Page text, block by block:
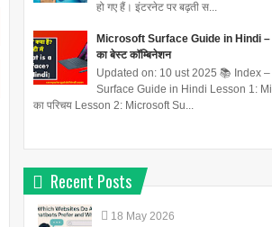
हो गए हैं। इंटरनेट पर बढ़ती स...
Microsoft Surface Guide in Hindi –
का बेस्ट कॉम्बिनेशन
Updated on: 10 ust 2025 📚 Index
Surface Guide in Hindi Lesson 1:
का परिचय Lesson 2: Microsoft Su...
Recent Posts
18 May 2026